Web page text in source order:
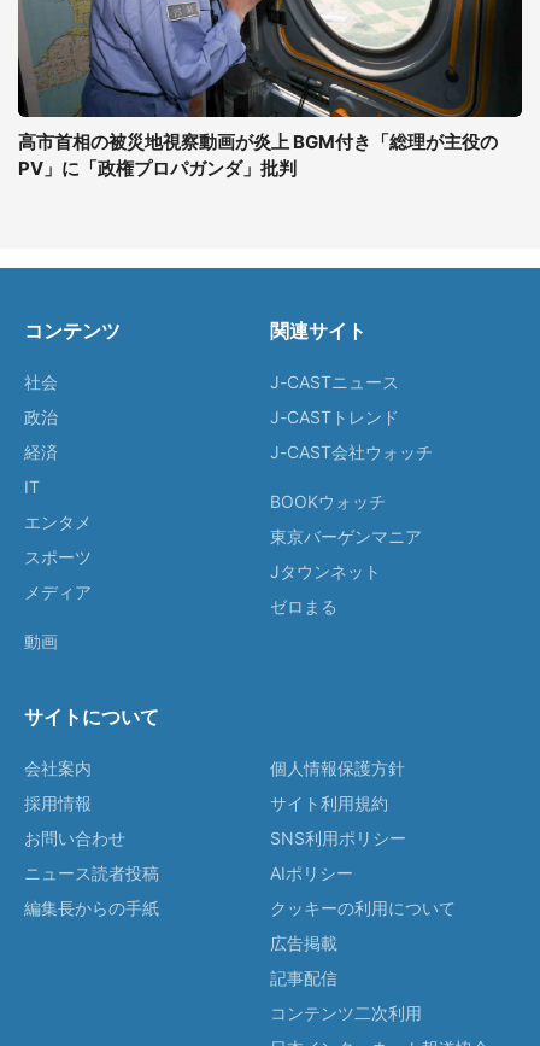
高市首相の被災地視察動画が炎上 BGM付き「総理が主役の
PV」に「政権プロパガンダ」批判
コンテンツ
社会
政治
経済
IT
エンタメ
スポーツ
メディア
動画
関連サイト
J-CASTニュース
J-CASTトレンド
J-CAST会社ウォッチ
BOOKウォッチ
東京バーゲンマニア
Jタウンネット
ゼロまる
サイトについて
会社案内
採用情報
お問い合わせ
ニュース読者投稿
編集長からの手紙
個人情報保護方針
サイト利用規約
SNS利用ポリシー
AIポリシー
クッキーの利用について
広告掲載
記事配信
コンテンツ二次利用